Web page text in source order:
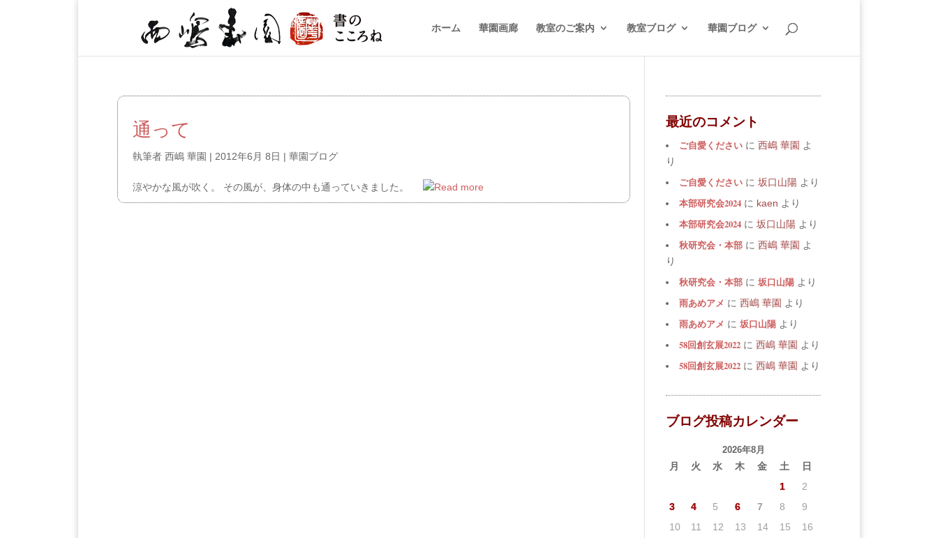
ホーム 華園画廊 教室のご案内 教室ブログ 華園ブログ
通って
執筆者 西嶋 華園 | 2012年6月 8日 | 華園ブログ
涼やかな風が吹く。 その風が、身体の中も通っていきました。
最近のコメント
ご自愛ください に 西嶋 華園 よ
り
ご自愛ください に 坂口山陽 より
本部研究会2024 に kaen より
本部研究会2024 に 坂口山陽 より
秋研究会・本部 に 西嶋 華園 よ
り
秋研究会・本部 に 坂口山陽 より
雨あめアメ に 西嶋 華園 より
雨あめアメ に 坂口山陽 より
58回創玄展2022 に 西嶋 華園 より
58回創玄展2022 に 西嶋 華園 より
ブログ投稿カレンダー
2026年8月
月 火 水 木 金 土
日
1
2
3
4 5 6 7 8
9
10
11 12 13 14 15
16